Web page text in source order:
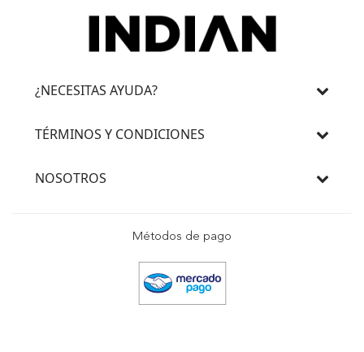
¿NECESITAS AYUDA?
TÉRMINOS Y CONDICIONES
NOSOTROS
Métodos de pago